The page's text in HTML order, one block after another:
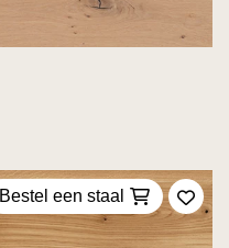
Bestel een staal